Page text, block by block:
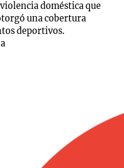
doméstica que
una cobertura
deportivos.